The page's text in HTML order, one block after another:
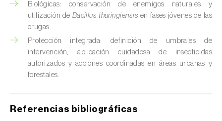
Cicadas (
Jacobiasca lybica, Scaphoideus
titanus e Empoasca spp.
Cigarra espumosa (Philaenus spumarius)
Cochinilla de Comstock (Pseudococcus
comstocki
Biológicas: conservación de enemigos naturales y
utilización de Bacillus thuringiensis en fases jóvenes de las
orugas.
Protección integrada: definición de umbrales de
intervención, aplicación cuidadosa de insecticidas
autorizados y acciones coordinadas en áreas urbanas y
forestales.
Referencias bibliográficas